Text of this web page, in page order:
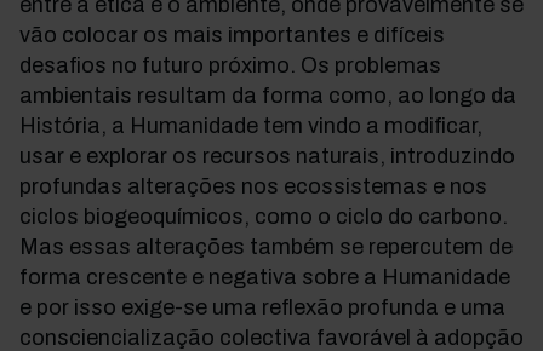
entre a ética e o ambiente, onde provavelmente se
vão colocar os mais importantes e difíceis
desafios no futuro próximo. Os problemas
ambientais resultam da forma como, ao longo da
História, a Humanidade tem vindo a modificar,
usar e explorar os recursos naturais, introduzindo
profundas alterações nos ecossistemas e nos
ciclos biogeoquímicos, como o ciclo do carbono.
Mas essas alterações também se repercutem de
forma crescente e negativa sobre a Humanidade
e por isso exige-se uma reflexão profunda e uma
consciencialização colectiva favorável à adopção